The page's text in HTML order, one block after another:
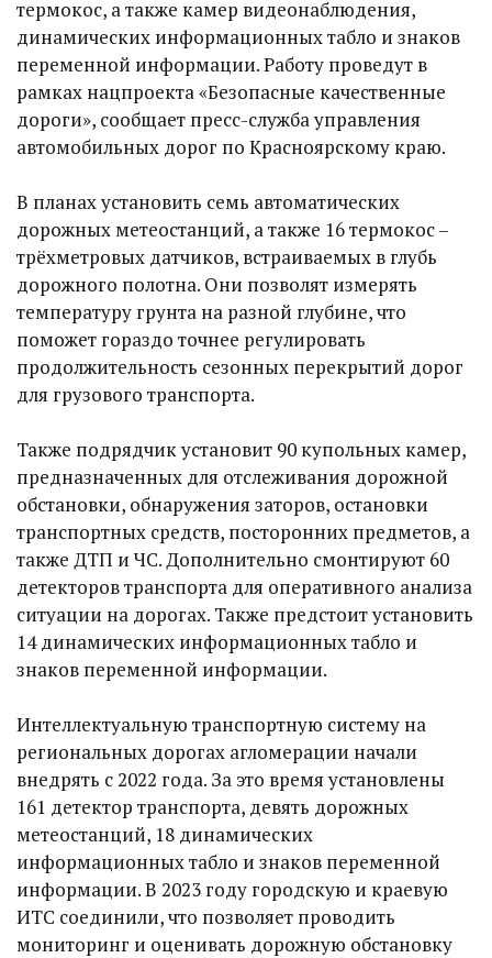
термокос, а также камер видеонаблюдения,
динамических информационных табло и знаков
переменной информации. Работу проведут в
рамках нацпроекта «Безопасные качественные
дороги», сообщает пресс-служба управления
автомобильных дорог по Красноярскому краю.
В планах установить семь автоматических
дорожных метеостанций, а также 16 термокос –
трёхметровых датчиков, встраиваемых в глубь
дорожного полотна. Они позволят измерять
температуру грунта на разной глубине, что
поможет гораздо точнее регулировать
продолжительность сезонных перекрытий дорог
для грузового транспорта.
Также подрядчик установит 90 купольных камер,
предназначенных для отслеживания дорожной
обстановки, обнаружения заторов, остановки
транспортных средств, посторонних предметов, а
также ДТП и ЧС. Дополнительно смонтируют 60
детекторов транспорта для оперативного анализа
ситуации на дорогах. Также предстоит установить
14 динамических информационных табло и
знаков переменной информации.
Интеллектуальную транспортную систему на
региональных дорогах агломерации начали
внедрять с 2022 года. За это время установлены
161 детектор транспорта, девять дорожных
метеостанций, 18 динамических
информационных табло и знаков переменной
информации. В 2023 году городскую и краевую
ИТС соединили, что позволяет проводить
мониторинг и оценивать дорожную обстановку